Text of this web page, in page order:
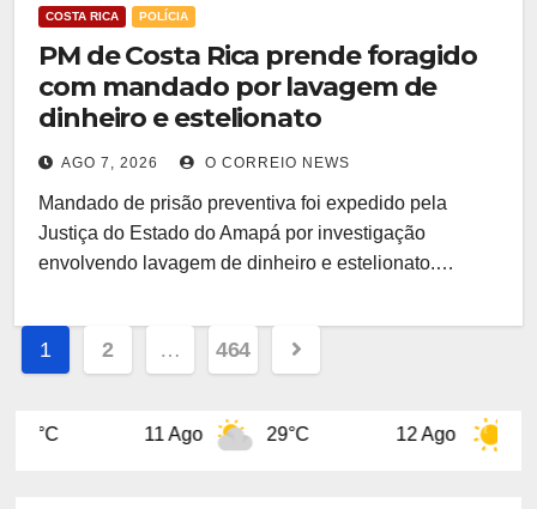
COSTA RICA POLÍCIA
PM de Costa Rica prende foragido
com mandado por lavagem de
dinheiro e estelionato
AGO 7, 2026 O CORREIO NEWS
Mandado de prisão preventiva foi expedido pela
Justiça do Estado do Amapá por investigação
envolvendo lavagem de dinheiro e estelionato.…
Paginação
posts
1 2 … 464
12 Ago 13 Ago